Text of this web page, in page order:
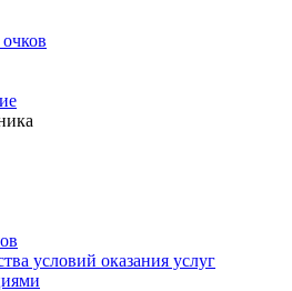
условий оказания услуг